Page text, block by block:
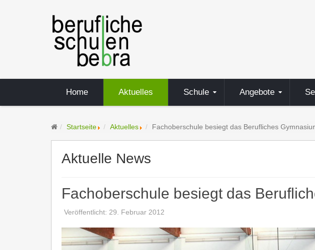
Home Aktuelles Schule Angebote
Startseite Aktuelles Fachoberschule besiegt das Berufliches
Aktuelle News
Fachoberschule besiegt das
Veröffentlicht: 29. Februar 2012